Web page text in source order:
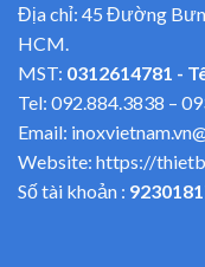
Địa chỉ: 45 Đường
HCM.
MST: 0312614781 -
Tel: 092.884.3838 –
Email:
Website: https://
Số tài khoản :